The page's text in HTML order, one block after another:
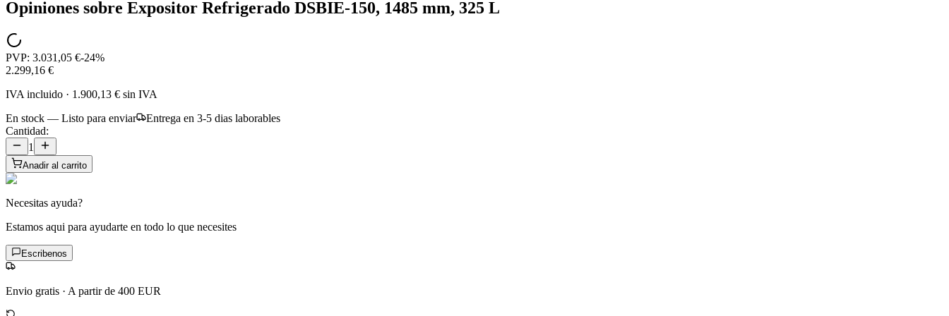
Opiniones sobre Expositor Refrigerado DSBIE-150, 1485 mm, 325 L
PVP: 3.031,05 €-24%
2.299,16 €
IVA incluido · 1.900,13 € sin IVA
En stock — Listo para enviar
Entrega en 3-5 dias laborables
Cantidad:
1
Anadir al carrito
Necesitas ayuda?
Estamos aqui para ayudarte en todo lo que necesites
Escribenos
Envio gratis · A partir de 400 EUR